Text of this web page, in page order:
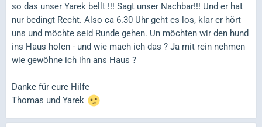
so das unser Yarek bellt !!! Sagt unser Nachbar!!! Und er hat
nur bedingt Recht. Also ca 6.30 Uhr geht es los, klar er hört
uns und möchte seid Runde gehen. Un möchten wir den hund
ins Haus holen - und wie mach ich das ? Ja mit rein nehmen
wie gewöhne ich ihn ans Haus ?
Danke für eure Hilfe
Thomas und Yarek